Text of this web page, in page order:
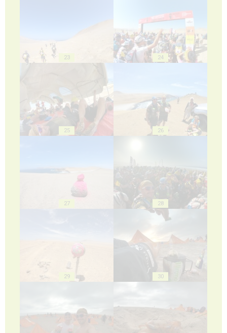
23 24
25 26
27 28
29 30